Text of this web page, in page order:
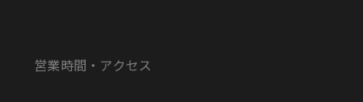
営業時間・アクセス